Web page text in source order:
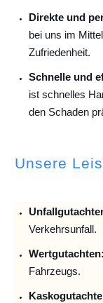
Direkte und
bei uns im
Zufriedenheit.
Schnelle und
ist schnelles
den Schaden
Unsere
Unfallguta
Verkehrsunfall.
Wertgutachten:
Fahrzeugs.